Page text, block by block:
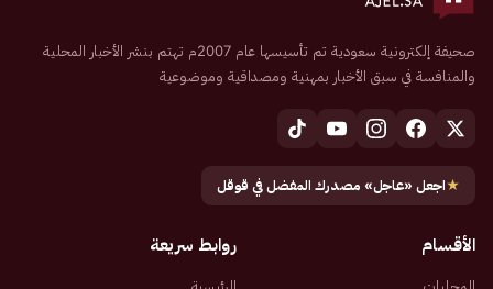
صحيفة إلكترونية سعودية تم تأسيسها عام 2007م تهتم بنشر الأخبار المحلية
والمنافسة في سبق الأخبار بمهنية ومصداقية وموضوعية
★اجعل «عاجل» مصدرك المفضل في قوقل
الأقسام روابط سريعة